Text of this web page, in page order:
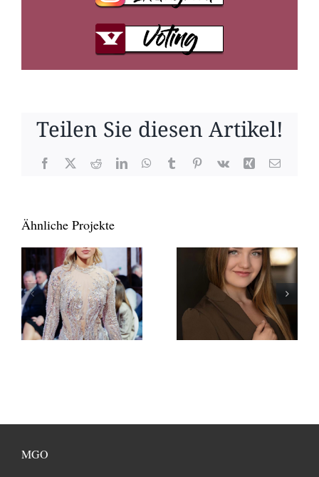
Teilen Sie diesen Artikel!
Facebook
X RedditLinkedInWhatsApp
TumblrPinterest
Vk Xing E-
Ähnliche Projekte
MGO